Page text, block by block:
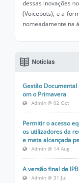
dessas inovações
(Voicebots), e a
nomeadamente na
Notícias
Gestão Documental
om o Primavera
· Admin @ 02 Oct
Permitir o acesso
os utilizadores da
e meta alcançada
· Admin @ 14 Aug
A versão final da
· Admin @ 31 Jul